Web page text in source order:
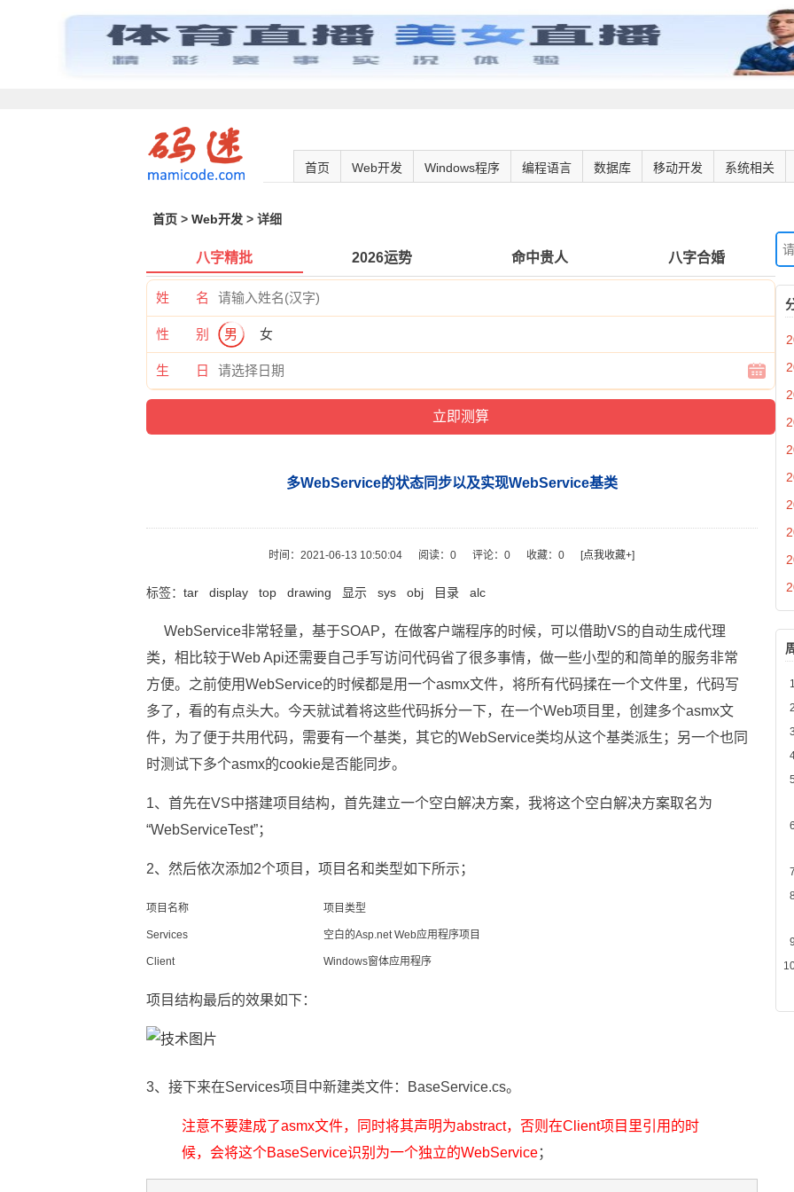
首页 Web开发 Windows程序 编程语言 数据库 移动开发 系统相关
首页 > Web开发 > 详细
八字精批 2026运势 命中贵人 八字合婚
姓 名
性 别 男 女
生 日
多WebService的状态同步以及实现WebService基类
时间：2021-06-13 10:50:04 阅读：0 评论：0 收藏：0 [点我收藏+]
标签： tar display top drawing 显示 sys obj 目录 alc
WebService非常轻量，基于SOAP，在做客户端程序的时候，可以借助VS的自动生成代理
类，相比较于Web Api还需要自己手写访问代码省了很多事情，做一些小型的和简单的服务非常
方便。之前使用WebService的时候都是用一个asmx文件，将所有代码揉在一个文件里，代码写
多了，看的有点头大。今天就试着将这些代码拆分一下，在一个Web项目里，创建多个asmx文
件，为了便于共用代码，需要有一个基类，其它的WebService类均从这个基类派生；另一个也同
时测试下多个asmx的cookie是否能同步。
1、首先在VS中搭建项目结构，首先建立一个空白解决方案，我将这个空白解决方案取名为
“WebServiceTest”；
2、然后依次添加2个项目，项目名和类型如下所示；
项目名称 项目类型
Services 空白的Asp.net Web应用程序项目
Client Windows窗体应用程序
项目结构最后的效果如下：
3、接下来在Services项目中新建类文件：BaseService.cs。
注意不要建成了asmx文件，同时将其声明为abstract，否则在Client项目里引用的时
候，会将这个BaseService识别为一个独立的WebService；